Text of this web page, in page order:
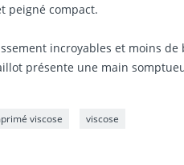
peigné compact.
incroyables et moins de
présente une main
viscose viscose